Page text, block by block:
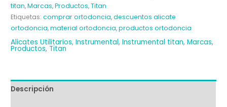
V
TITAN
cantidad
titan,Marcas,Productos,Titan
Etiquetas:comprar ortodoncia,descuentos alicate
ortodoncia,material ortodoncia,productos ortodoncia
Alicates Utilitarios,Instrumental,Instrumental titan,Marcas,
Productos, Titan
Descripción